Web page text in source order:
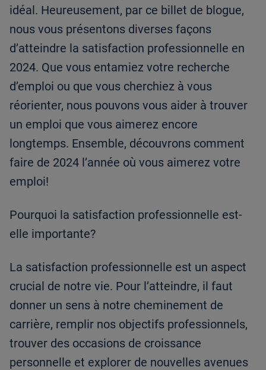
idéal. Heureusement, par ce billet de blogue,
nous vous présentons diverses façons
d’atteindre la satisfaction professionnelle en
2024. Que vous entamiez votre recherche
d’emploi ou que vous cherchiez à vous
réorienter, nous pouvons vous aider à trouver
un emploi que vous aimerez encore
longtemps. Ensemble, découvrons comment
faire de 2024 l’année où vous aimerez votre
emploi!
Pourquoi la satisfaction professionnelle est-
elle importante?
La satisfaction professionnelle est un aspect
crucial de notre vie. Pour l’atteindre, il faut
donner un sens à notre cheminement de
carrière, remplir nos objectifs professionnels,
trouver des occasions de croissance
personnelle et explorer de nouvelles avenues